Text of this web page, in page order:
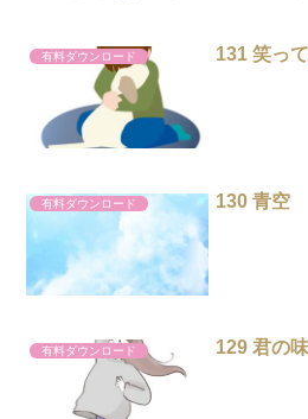
有料ダウンロード 131 笑っ
有料ダウンロード 130 青空
有料ダウンロード 129 君の